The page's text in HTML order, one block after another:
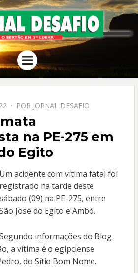
JORNAL
DESAFIO
O Sertão em 1º Lugar
Menu
POR JORNAL DESAFIO
na PE-275 em
Egito
Um acidente com vítima fatal foi
registrado na tarde deste
sábado (09) na PE-275, entre
São José do Egito e Ambó.
Segundo informações do Blog
a vítima é o egipciense
do Sítio Bom Nome.